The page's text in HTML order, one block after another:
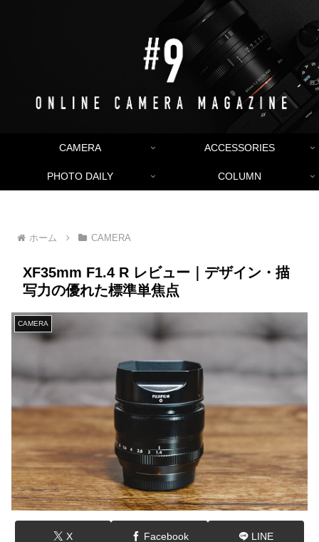
CAMERA ACCESSORIES
PHOTO DAILY COLUMN
ホーム CAMERA
XF35mm F1.4 R レビュー｜デザイン・描
写力の優れた標準単焦点
CAMERA
X Facebook LINE